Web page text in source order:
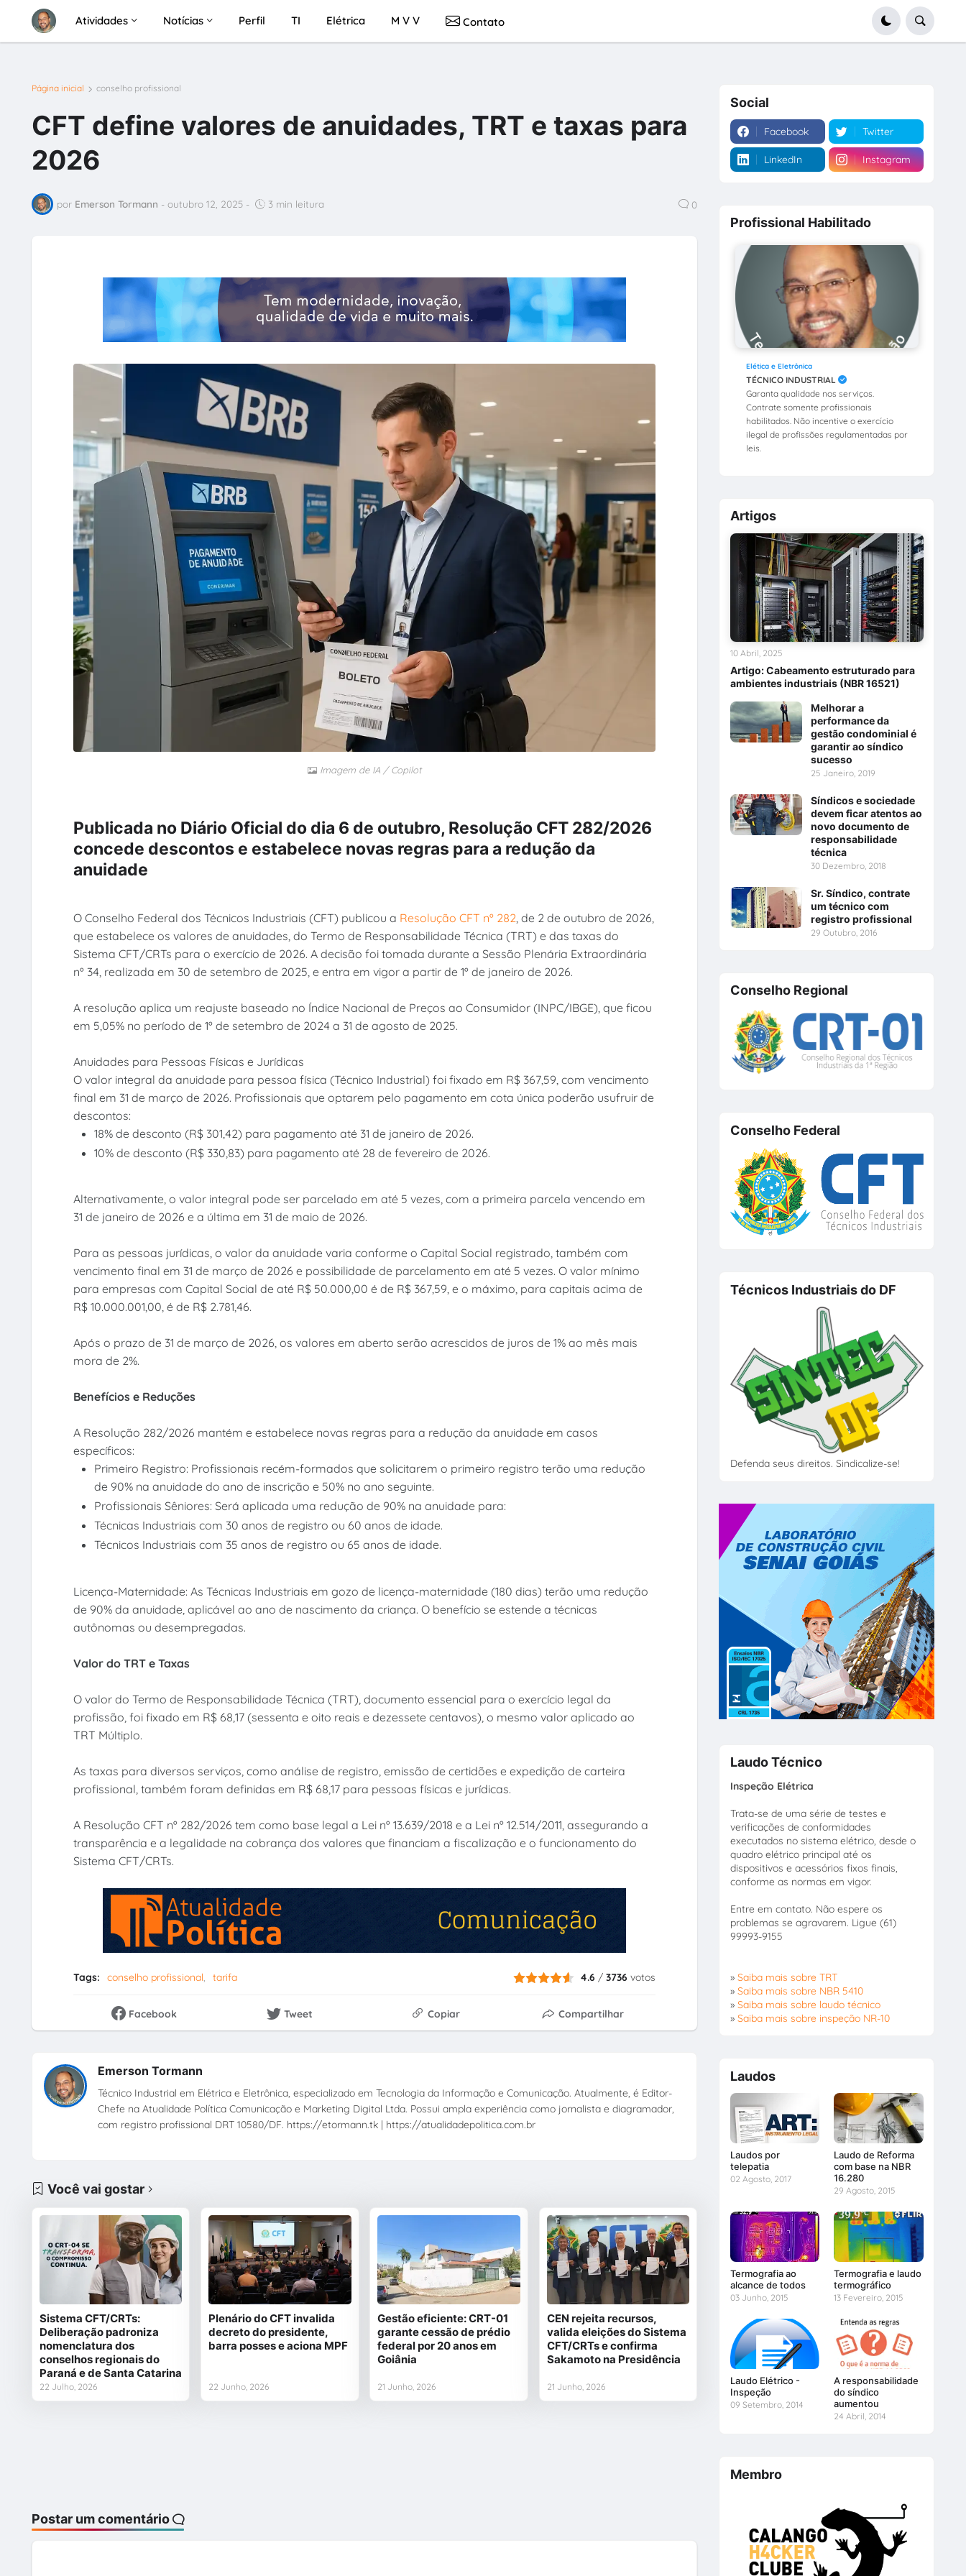
Atividades Notícias Perfil TI Elétrica M V V Contato
Página inicial conselho profissional
CFT define valores de anuidades, TRT e taxas para
2026
por Emerson Tormann - outubro 12, 2025 - 3 min leitura 0
Imagem de IA / Copilot
Publicada no Diário Oficial do dia 6 de outubro, Resolução CFT 282/2026
concede descontos e estabelece novas regras para a redução da
anuidade
O Conselho Federal dos Técnicos Industriais (CFT) publicou a Resolução CFT nº 282 , de 2 de outubro de 2026,
que estabelece os valores de anuidades, do Termo de Responsabilidade Técnica (TRT) e das taxas do
Sistema CFT/CRTs para o exercício de 2026. A decisão foi tomada durante a Sessão Plenária Extraordinária
nº 34, realizada em 30 de setembro de 2025, e entra em vigor a partir de 1º de janeiro de 2026.
A resolução aplica um reajuste baseado no Índice Nacional de Preços ao Consumidor (INPC/IBGE), que ficou
em 5,05% no período de 1º de setembro de 2024 a 31 de agosto de 2025.
Anuidades para Pessoas Físicas e Jurídicas
O valor integral da anuidade para pessoa física (Técnico Industrial) foi fixado em R$ 367,59, com vencimento
final em 31 de março de 2026. Profissionais que optarem pelo pagamento em cota única poderão usufruir de
descontos:
18% de desconto (R$ 301,42) para pagamento até 31 de janeiro de 2026.
10% de desconto (R$ 330,83) para pagamento até 28 de fevereiro de 2026.
Alternativamente, o valor integral pode ser parcelado em até 5 vezes, com a primeira parcela vencendo em
31 de janeiro de 2026 e a última em 31 de maio de 2026.
Para as pessoas jurídicas, o valor da anuidade varia conforme o Capital Social registrado, também com
vencimento final em 31 de março de 2026 e possibilidade de parcelamento em até 5 vezes. O valor mínimo
para empresas com Capital Social de até R$ 50.000,00 é de R$ 367,59, e o máximo, para capitais acima de
R$ 10.000.001,00, é de R$ 2.781,46.
Após o prazo de 31 de março de 2026, os valores em aberto serão acrescidos de juros de 1% ao mês mais
mora de 2%.
Benefícios e Reduções
A Resolução 282/2026 mantém e estabelece novas regras para a redução da anuidade em casos
específicos:
Primeiro Registro: Profissionais recém-formados que solicitarem o primeiro registro terão uma redução
de 90% na anuidade do ano de inscrição e 50% no ano seguinte.
Profissionais Sêniores: Será aplicada uma redução de 90% na anuidade para:
Técnicas Industriais com 30 anos de registro ou 60 anos de idade.
Técnicos Industriais com 35 anos de registro ou 65 anos de idade.
Licença-Maternidade: As Técnicas Industriais em gozo de licença-maternidade (180 dias) terão uma redução
de 90% da anuidade, aplicável ao ano de nascimento da criança. O benefício se estende a técnicas
autônomas ou desempregadas.
Valor do TRT e Taxas
O valor do Termo de Responsabilidade Técnica (TRT), documento essencial para o exercício legal da
profissão, foi fixado em R$ 68,17 (sessenta e oito reais e dezessete centavos), o mesmo valor aplicado ao
TRT Múltiplo.
As taxas para diversos serviços, como análise de registro, emissão de certidões e expedição de carteira
profissional, também foram definidas em R$ 68,17 para pessoas físicas e jurídicas.
A Resolução CFT nº 282/2026 tem como base legal a Lei nº 13.639/2018 e a Lei nº 12.514/2011, assegurando a
transparência e a legalidade na cobrança dos valores que financiam a fiscalização e o funcionamento do
Sistema CFT/CRTs.
Tags: conselho profissional tarifa 4.6 /3736 votos
Facebook Tweet Copiar Compartilhar
Emerson Tormann
Técnico Industrial em Elétrica e Eletrônica, especializado em Tecnologia da Informação e Comunicação. Atualmente, é Editor-
Chefe na Atualidade Política Comunicação e Marketing Digital Ltda. Possui ampla experiência como jornalista e diagramador,
com registro profissional DRT 10580/DF. https://etormann.tk | https://atualidadepolitica.com.br
Você vai gostar
Sistema CFT/CRTs:
Deliberação padroniza
nomenclatura dos
conselhos regionais do
Paraná e de Santa Catarina
22 Julho, 2026
Plenário do CFT invalida
decreto do presidente,
barra posses e aciona MPF
22 Junho, 2026
Gestão eficiente: CRT-01
garante cessão de prédio
federal por 20 anos em
Goiânia
21 Junho, 2026
CEN rejeita recursos,
valida eleições do Sistema
CFT/CRTs e confirma
Sakamoto na Presidência
21 Junho, 2026
Postar um comentário
Social
Facebook Twitter
LinkedIn Instagram
Profissional Habilitado
Elética e Eletrônica
TÉCNICO INDUSTRIAL
Garanta qualidade nos serviços.
Contrate somente profissionais
habilitados. Não incentive o exercício
ilegal de profissões regulamentadas por
leis.
Artigos
Artigo: Cabeamento estruturado para
ambientes industriais (NBR 16521)
10 Abril, 2025
Melhorar a
performance da
gestão condominial é
garantir ao síndico
sucesso
25 Janeiro, 2019
Síndicos e sociedade
devem ficar atentos ao
novo documento de
responsabilidade
técnica
30 Dezembro, 2018
Sr. Síndico, contrate
um técnico com
registro profissional
29 Outubro, 2016
Conselho Regional
Conselho Federal
Técnicos Industriais do DF
Defenda seus direitos. Sindicalize-se!
Laudo Técnico
Inspeção Elétrica
Trata-se de uma série de testes e
verificações de conformidades
executados no sistema elétrico, desde o
quadro elétrico principal até os
dispositivos e acessórios fixos finais,
conforme as normas em vigor.
Entre em contato. Não espere os
problemas se agravarem. Ligue (61)
99993-9155
» Saiba mais sobre TRT
» Saiba mais sobre NBR 5410
» Saiba mais sobre laudo técnico
» Saiba mais sobre inspeção NR-10
Laudos
Laudos por
telepatia
02 Agosto, 2017
Laudo de Reforma
com base na NBR
16.280
29 Agosto, 2015
Termografia ao
alcance de todos
03 Junho, 2015
Termografia e laudo
termográfico
13 Fevereiro, 2015
Laudo Elétrico -
Inspeção
09 Setembro, 2014
A responsabilidade
do síndico
aumentou
24 Abril, 2014
Membro